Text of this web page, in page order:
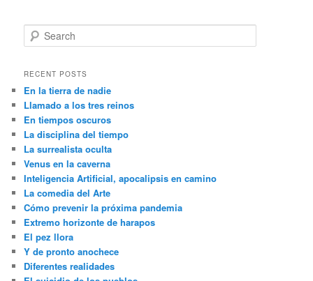
e
r
h
RECENT POSTS
En la tierra de nadie
Llamado a los tres reinos
En tiempos oscuros
La disciplina del tiempo
La surrealista oculta
Venus en la caverna
Inteligencia Artificial, apocalipsis en camino
La comedia del Arte
Cómo prevenir la próxima pandemia
Extremo horizonte de harapos
El pez llora
Y de pronto anochece
Diferentes realidades